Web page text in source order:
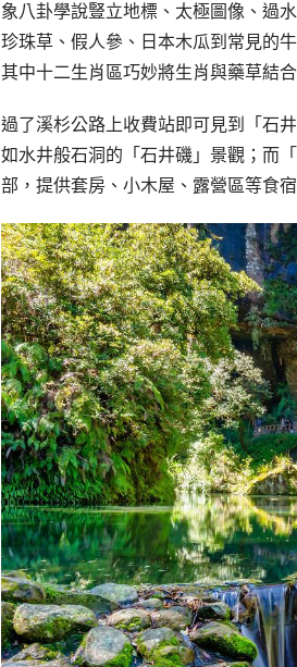
象八卦學說豎立地標、太極圖像、過
珍珠草、假人參、日本木瓜到常見的
其中十二生肖區巧妙將生肖與藥草結
過了溪杉公路上收費站即可見到「石
如水井般石洞的「石井磯」景觀；而
部，提供套房、小木屋、露營區等食